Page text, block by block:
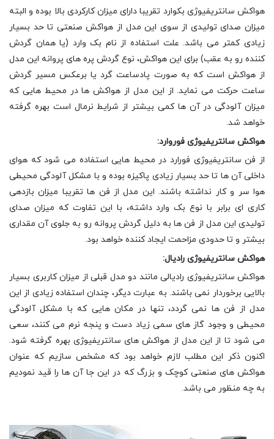
هواکش سانتریفیوژی بکوارد تقریبا دارای میزان کارکردی بالا بوده و البته
میزان صدای تولیدی از سوی این مدل از هواکش صنعتی تا حد بسیار
زیادی کمتر می باشد. علت استفاده از نام بک وارد (یا همان گردش
کننده رو به عقب) برای این هواکش، نوع گردش پره های پروانه این مدل
از هواکش است که به صورت پادساعت گرد یا برعکس مسیر گردش
ساعت حرکت می نماید. از این مدل از هواکش ها در محیط هایی که
میزان آلودگی در آن ها کمی بیشتر از شرایط نرمال است بهره گرفته
خواهد شد.
هواکش سانتریفیوژی فوروارد:
از فن سانتریفیوژی فورارد در محیط هایی استفاده می شود که هوای
داخلی آن ها تا حد بسیار زیادی پاکیزه بوده و با مشکل آلودگی محیطی
هوا سر و کار نداشته باشند. این مدل از فن ها تقریبا میزان بازدهی
کاری ای برابر با نوع بک وارد داشته، با این تفاوت که میزان صدای
تولیدی این مدل از فن ها به دلیل گردش پروانه رو به جلوی آن مقداری
بیشتر و تا حدودی مزاحمت ایجاد کننده خواهد بود.
هواکش سانتریفیوژی رادیال:
هواکش سانتریفیوژی رادیالی مانند دو مدل قبلی از میزان کاربری بسیار
بالایی برخوردار نمی باشند. به عبارت دیگر، چندان استفاده زیادی از این
مدل از فن ها نمی گردد، تنها در مکان هایی که با مشکل آلودگی
محیطی و وجود گاز های سمی زیاد دست و پنجه نرم می کنند، سعی
می شود تا از این مدل از هواکش های سانتریفیوژی بهره گرفته شود.
اکنون ذکر این مطلب لازم خواهد بود که مشخص سازیم که عنوان
هواکش های صنعتی کوچک و بزرگ که در این جا آن ها را قید نمودیم
به چه منظور می باشد.